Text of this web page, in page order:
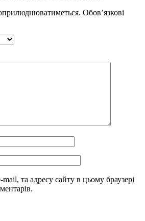
Обов’язкові
та адресу сайту в цьому браузері